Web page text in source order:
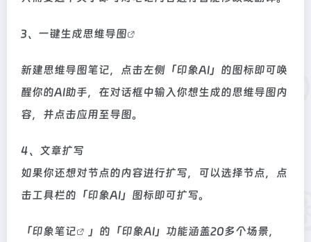
3、一键生成思维导图
新建思维导图笔记，点击左侧「印象AI」的图标即可唤
醒你的AI助手，在对话框中输入你想生成的思维导图内
容，并点击应用至导图。
4、文章扩写
如果你还想对节点的内容进行扩写，可以选择节点，点
击工具栏的「印象AI」图标即可扩写。
「印象笔记
」的「印象AI」功能涵盖20多个场景，